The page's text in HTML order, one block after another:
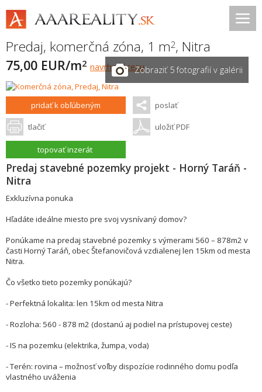
Predaj, komerčná zóna, 1 m2, Nitra
75,00 EUR/m2 navrhnúť cenuZobraziť 5 fotografií v galérii
pridať k obľúbeným poslať
tlačiť uložiť PDF
topovať inzerát
Predaj stavebné pozemky projekt - Horný Taráň -
Nitra
Exkluzívna ponuka
Hľadáte ideálne miesto pre svoj vysnívaný domov?
Ponúkame na predaj stavebné pozemky s výmerami 560 – 878m2 v
časti Horný Taráň, obec Štefanovičová vzdialenej len 15km od mesta
Nitra.
Čo všetko tieto pozemky ponúkajú?
- Perfektná lokalita: len 15km od mesta Nitra
- Rozloha: 560 - 878 m2 (dostanú aj podiel na prístupovej ceste)
- IS na pozemku (elektrika, žumpa, voda)
- Terén: rovina – možnosť voľby dispozície rodinného domu podľa
vlastného uváženia